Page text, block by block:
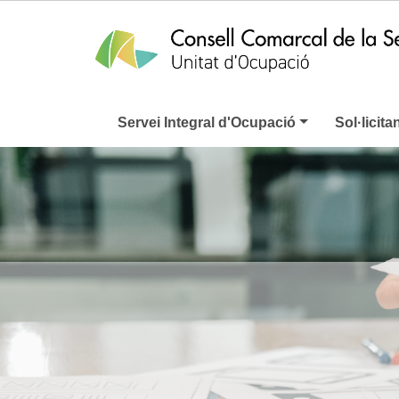
Servei Integral d'Ocupació